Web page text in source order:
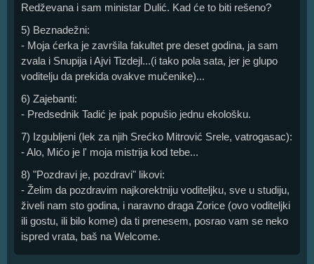
Redževana i sam ministar Dulić. Kad će to biti rešeno?
5) Beznadežni:
- Moja ćerka je završila fakultet pre deset godina, ja sam
zvala i Snupija i Ajvi Tizdejl...(i tako pola sata, jer je glupo
voditelju da prekida ovakve mučenike)...
6) Zajebanti:
- Predsednik Tadić je ipak popušio jednu ekološku.
7) Izgubljeni (lek za njih Srećko Mitrović Srele, vatrogasac):
- Alo, Mićo je l' moja mistrija kod tebe...
8) "Pozdravi je, pozdravi" likovi:
- Želim da pozdravim najkorektniju voditeljku, sve u studiju,
živeli nam sto godina, i naravno draga Zorice (ovo voditeljki
ili gostu, ili bilo kome) da ti prenesem, posrao vam se neko
ispred vrata, baš na Welcome.